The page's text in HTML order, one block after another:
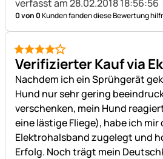
verfasst am 28.02.2018 18:56:56
0 von 0Kunden fanden diese Bewertung
4 von 5
Verifizierter Kauf via
Nachdem ich ein Sprühgerät
Hund nur sehr gering
verschenken, mein Hund
eine lästige Fliege), habe ich mir
Elektrohalsband zugelegt und
Erfolg. Noch trägt mein